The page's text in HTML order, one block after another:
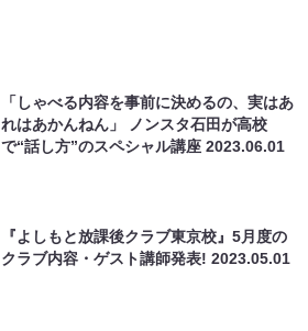
「しゃべる内容を事前に決めるの、実はあ
れはあかんねん」 ノンスタ石田が高校
で“話し方”のスペシャル講座2023.06.01
『よしもと放課後クラブ東京校』5月度の
クラブ内容・ゲスト講師発表!2023.05.01